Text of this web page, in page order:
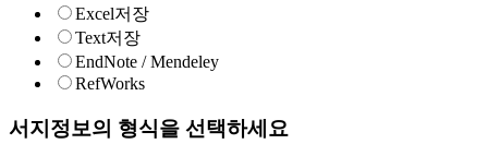
Excel저장
Text저장
EndNote / Mendeley
RefWorks
서지정보의 형식을 선택하세요